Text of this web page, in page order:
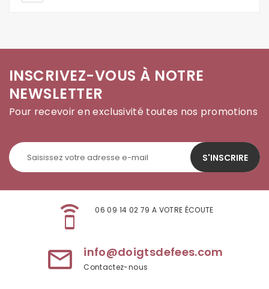
INSCRIVEZ-VOUS À NOTRE
NEWSLETTER
Pour recevoir en exclusivité toutes nos promotions
S'INSCRIRE
speaker_phone 06 09 14 02 79 A VOTRE ÉCOUTE
mail_outline info@doigtsdefees.com
Contactez-nous